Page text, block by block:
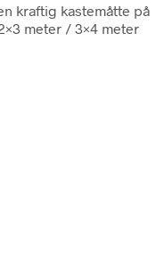
kraftig kastemåtte på
meter / 3×4 meter